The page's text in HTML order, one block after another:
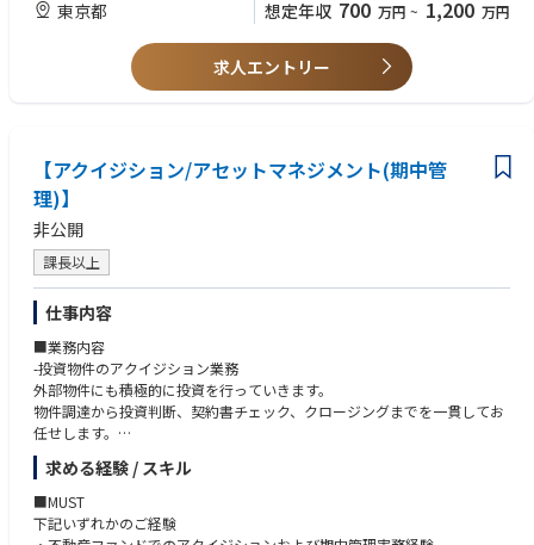
■具体的には・・
主として、ESGデューデリジェンス関連業務に関わる調査・分析・レポー
ト作成を担当いただきます。
③ESGデューデリジェンスレポートの作成（クライアントの依頼内容によ
りカスタマイズ）
④その他、ESG関連業務
■ポジションの魅力
・当社は不動産の賃貸仲介や売買仲介も手掛けており、ESGデューディリ
ジェンスやESG認証の取得支援を通し、
数十億～数百億にもなる顧客の不動産取引の意思決定や、顧客の保有する
不動産価値の向上に寄与することができます。
・当社は顧客に対してアセットマネジメントやプロパティマネジメントの
サービスも提供しているため、単にアドバイスをするだけではなく、
実際にESGソリューションを物件に実装するところまで形にすることがで
きます。
断的に連携してプロジェクトを遂行できる強みがあり、
やる気のある方にとっては学びが得られる機会が多い職場です。
■キャリアパス
方
•グリーンビルディング認証（LEED、WELL、CASBEE、BELS、ZEBなど）
東京都 想定年収 700 万円 ~ 1,200 万円
求人エントリー
【アクイジション/アセットマネジメント(期中管
理)】
非公開
課長以上
仕事内容
■業務内容
-投資物件のアクイジション業務
外部物件にも積極的に投資を行っていきます。
物件調達から投資判断、契約書チェック、クロージングまでを一貫してお
任せします。
-私募ファンドの期中アセットマネジメント業務
運営計画策定、予算策定、資金管理、スキーム関係者との調整、運用物件
の売却など、期中運営業務全般を一貫してお任せします。
求める経験 / スキル
■MUST
下記いずれかのご経験